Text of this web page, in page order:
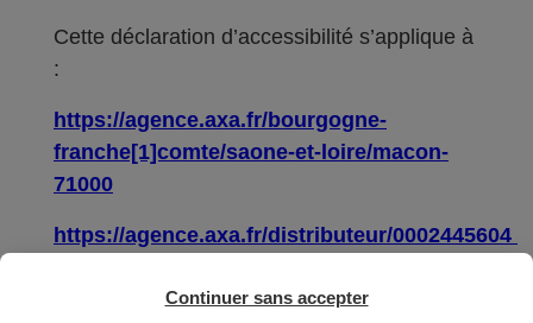
Cette déclaration d’accessibilité s’applique à
:
https://agence.axa.fr/bourgogne-
franche[1]comte/saone-et-loire/macon-
71000
https://agence.axa.fr/distributeur/0002445604
https://agence.axa.fr/distributeur/0004587904
Continuer sans accepter